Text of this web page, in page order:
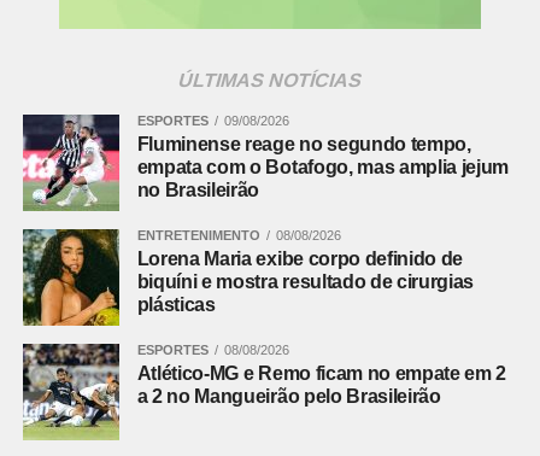
a reação das cotações a qualquer problema climático ou
A Conab estima que o Brasil produza 45,8 milhões de
sacas de arábica em 2026, crescimento de 28% sobre o
ano anterior. Para o canéfora, a previsão é de 20,9
milhões de sacas, alta de 0,8%.
Leia Também: Grupo de trabalho vai analisar uso de
inteligência geoespacial na cafeicultura
Leia mais:
Produtos biológicos: veja
os cuidados essenciais para acertar
na escolha e garantir resultados no
campo
Nas próximas semanas, o produtor deverá concentrar
ÚLTIMAS NOTÍCIAS
ESPORTES 09/08/2026
Fluminense reage no segundo tempo,
empata com o Botafogo, mas amplia jejum
no Brasileirão
ENTRETENIMENTO 08/08/2026
Lorena Maria exibe corpo definido de
biquíni e mostra resultado de cirurgias
plásticas
ESPORTES 08/08/2026
Atlético-MG e Remo ficam no empate em 2
a 2 no Mangueirão pelo Brasileirão